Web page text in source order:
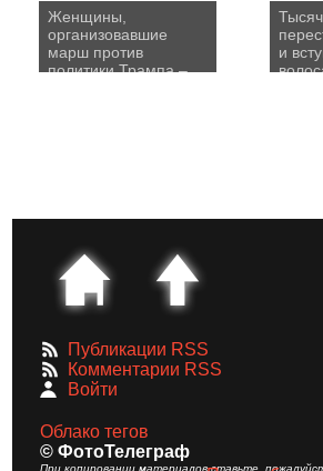
Женщины,
организовавшие
марш против
политики Трампа –
и
Публикации RSS
Комментарии RSS
Войти
Облако тегов
© ФотоТелеграф
При копировании материалов ставьте,